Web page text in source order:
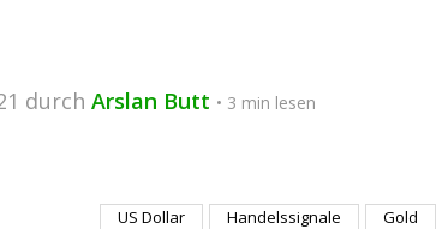
durch Arslan Butt • 3 min lesen
Gold
Handelssignale
US Dollar